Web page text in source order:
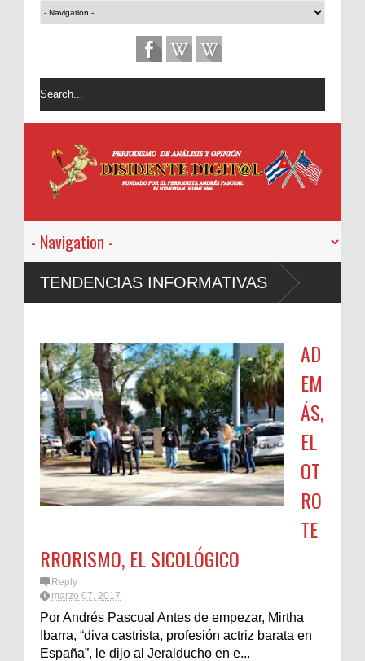
TENDENCIAS INFORMATIVAS
AD
EM
ÁS,
EL
OT
RO
TE
RRORISMO, EL SICOLÓGICO
Reply
marzo 07, 2017
Por Andrés Pascual Antes de empezar, Mirtha
Ibarra, “diva castrista, profesión actriz barata en
España”, le dijo al Jeralducho en e...